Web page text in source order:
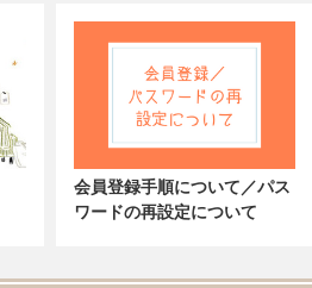
会員登録手順について／パス
ワードの再設定について